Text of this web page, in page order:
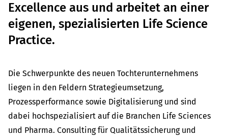
Excellence aus und arbeitet an einer
eigenen, spezialisierten Life Science
Practice.
Die Schwerpunkte des neuen Tochterunternehmens
liegen in den Feldern Strategieumsetzung,
Prozessperformance sowie Digitalisierung und sind
dabei hochspezialisiert auf die Branchen Life Sciences
und Pharma. Consulting für Qualitätssicherung und